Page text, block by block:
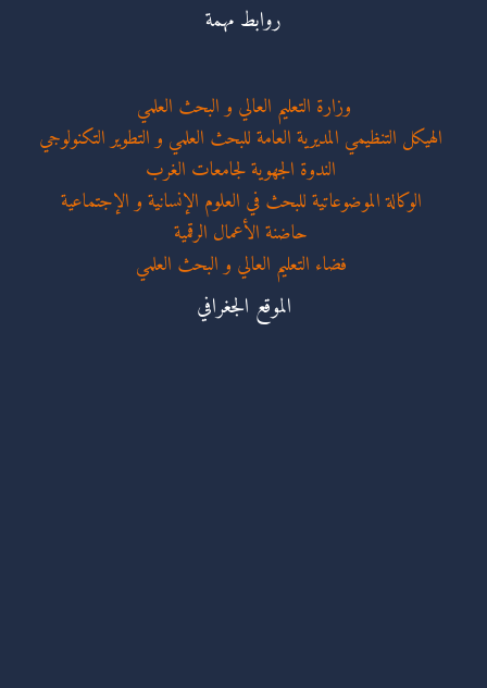
روابط مهمة
وزارة التعليم العالي و البحث العلمي
الهيكل التنظيمي المديرية العامة للبحث العلمي و التطوير التكنولوجي
الندوة الجهوية لجامعات الغرب
الوكالة الموضوعاتية للبحث في العلوم الإنسانية و الإجتماعية
حاضنة الأعمال الرقمية
فضاء التعليم العالي و البحث العلمي
الموقع الجغرافي